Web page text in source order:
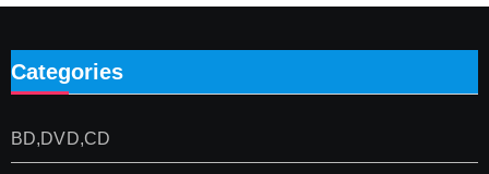
Categories
BD,DVD,CD